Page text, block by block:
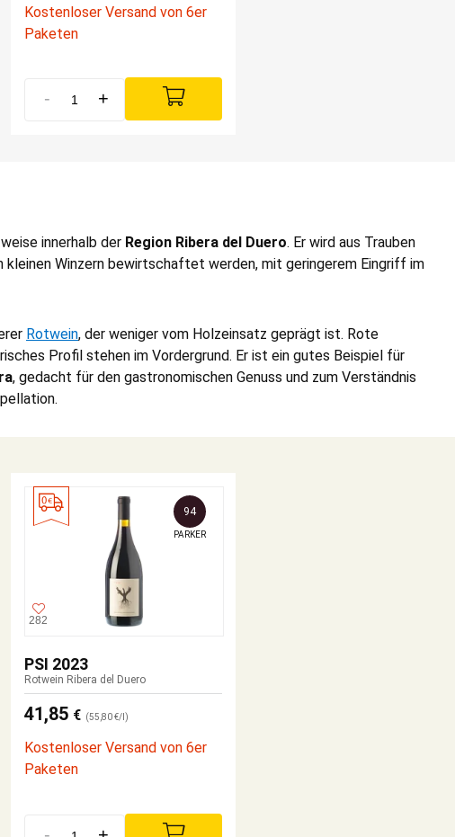
Kostenloser Versand von 6er
Paketen
- +
innerhalb der Region Ribera del Duero. Er wird aus Trauben
Winzern bewirtschaftet werden, mit geringerem Eingriff im
Rotwein, der weniger vom Holzeinsatz geprägt ist. Rote
Profil stehen im Vordergrund. Er ist ein gutes Beispiel für
, gedacht für den gastronomischen Genuss und zum Verständnis
282
94
PARKER
PSI 2023
Rotwein Ribera del Duero
41,85 € (55,80 €/l)
Kostenloser Versand von 6er
Paketen